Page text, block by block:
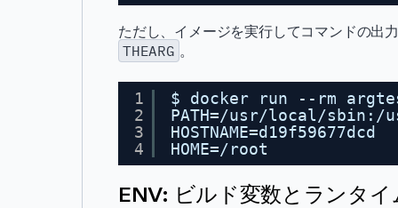
ただし、イメージを実行してコマンドの出
THEARG 。
1
2
3
4
$ docker run --rm
PATH=/usr/local/
HOSTNAME=d19f59677dcd
HOME=/root
ENV: ビルド変数とランタ